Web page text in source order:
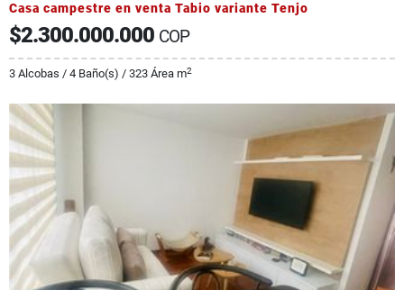
Casa campestre en venta Tabio variante Tenjo
$2.300.000.000 COP
3 Alcobas / 4 Baño(s) / 323 Área m2